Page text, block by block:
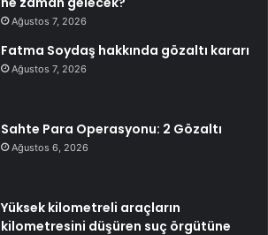
Ağustos 7, 2026
Fatma Soydaş hakkında gözaltı kararı
Ağustos 7, 2026
Sahte Para Operasyonu: 2 Gözaltı
Ağustos 6, 2026
Yüksek kilometreli araçların
kilometresini düşüren suç örgütüne